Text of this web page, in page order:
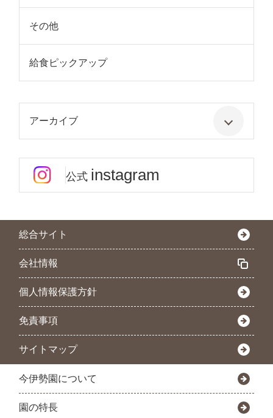
その他
給食ピックアップ
アーカイブ
公式 instagram
総合サイト
会社情報
個人情報保護方針
免責事項
サイトマップ
今伊勢園について
園の特長